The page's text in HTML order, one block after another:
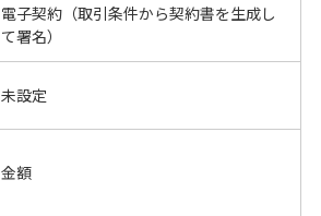
電子契約（取引条件から契約書を生成し
て署名）
未設定
金額